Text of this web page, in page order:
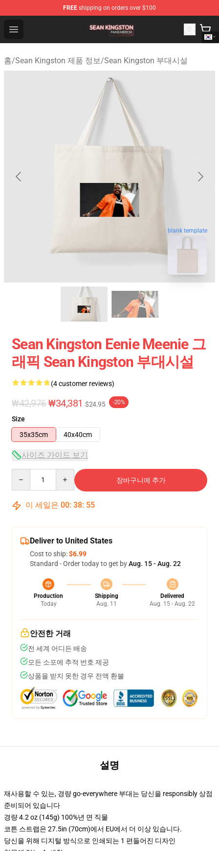
FREE shipping on orders over $100
Open menu
Sean Kingston Shop - Official Sean Kingston
홈/Sean Kingston 제품 정보/Sean Kingston 부대시설
blank template
Sean Kingston Eenie Meenie 그
래픽 Sean Kingston 부대시설
(4 customer reviews)
₩42,976₩34,381 $24.95 -20%
Size
35x35cm
40x40cm
사이즈 가이드 보기
장바구니에 추가
이 세일은 00: 38: 54
Deliver to United States
Cost to ship:$6.99
Standard - Order today to get byAug. 15 - Aug. 22
Production
Today
Shipping
Aug. 11
Delivered
Aug. 15 - Aug. 22
안전한 거래
전 세계 어디든 배송
모든 소포에 추적 번호 제공
상품을 받지 못한 경우 전액 환불
설명
재사용할 수 있는, 경량 go-everywhere 부대는 당신을 responsibly 상점
준비되어 있습니다
경량 4.2 oz (145g) 100%년 면 직물
코튼 스트랩은 27.5in (70cm)에서 EU에서 더 이상 있습니다.
당신을 위해 디지털 방식으로 인쇄되는 1 편들어진 디자인